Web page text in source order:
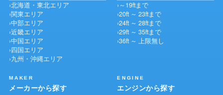
北海道・東北エリア
関東エリア
中部エリア
近畿エリア
中国エリア
四国エリア
九州・沖縄エリア
～19ftまで
20ft ～ 23ftまで
24ft ～ 28ftまで
29ft ～ 35ftまで
36ft ～ 上限無し
MAKER
メーカーから探す
ENGINE
エンジンから探す